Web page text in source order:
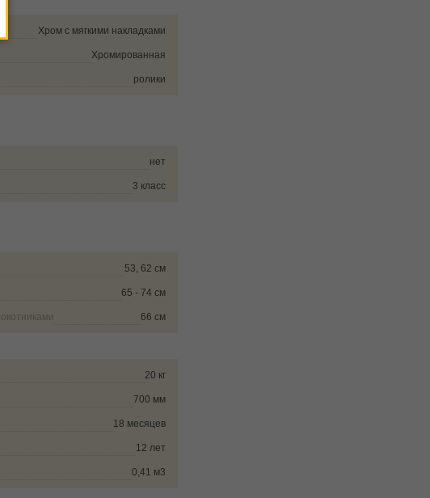
Хром с мягкими накладками
Хромированная
ролики
нет
3 класс
53, 62 см
65 - 74 см
66 см
20 кг
700 мм
18 месяцев
12 лет
0,41 м3